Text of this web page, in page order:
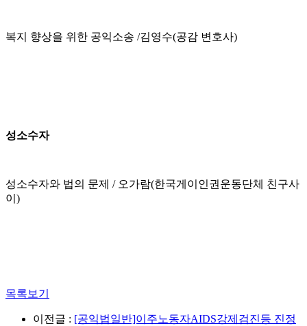
복지 향상을 위한 공익소송 /김영수(공감 변호사)
성소수자
성소수자와 법의 문제 / 오가람(한국게이인권운동단체 친구사
이)
목록보기
이전글 : [공익법일반]이주노동자AIDS강제검진등 진정